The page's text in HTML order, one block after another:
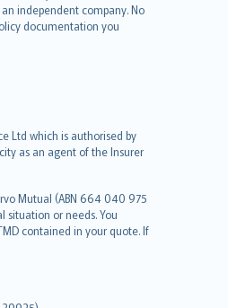
independent company. No
documentation you
Ltd which is authorised by
as an agent of the Insurer
Mutual (ABN 664 040 975
or needs. You
contained in your quote. If